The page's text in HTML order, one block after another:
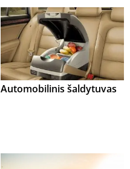
Automobilinis šaldytuvas